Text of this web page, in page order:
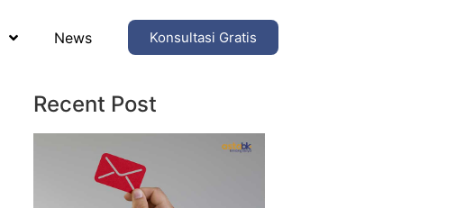
News Konsultasi Gratis
Recent Post